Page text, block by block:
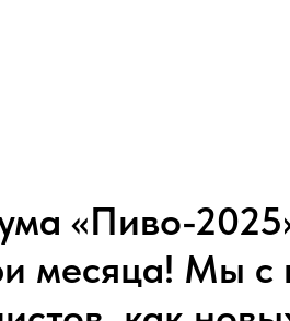
«Пиво-
месяца! Мы